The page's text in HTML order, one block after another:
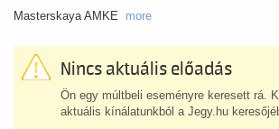
Masterskaya AMKE more
Nincs aktuális előadás
Ön egy múltbeli eseményre keresett rá.
aktuális kínálatunkból a Jegy.hu